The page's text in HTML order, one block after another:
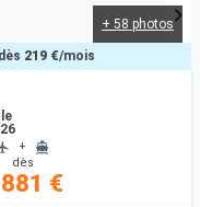
+ 58 photos
+
dès
€
219 €/mois